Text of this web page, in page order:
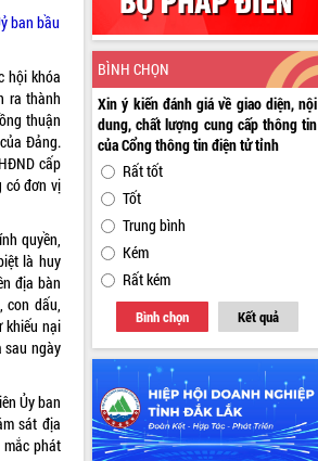
ban bầu
hội khóa
ra thành
thuận
Đảng.
cấp
có đơn vị
quyền,
là huy
địa bàn
dấu,
khiếu nại
sau ngày
Ủy ban
sát địa
phát
BÌNH CHỌN
Xin ý kiến đánh giá về giao diện, nội
dung, chất lượng cung cấp thông tin
của Cổng thông tin điện tử tỉnh
Rất tốt
Tốt
Trung bình
Kém
Rất kém
Bình chọn Kết quả